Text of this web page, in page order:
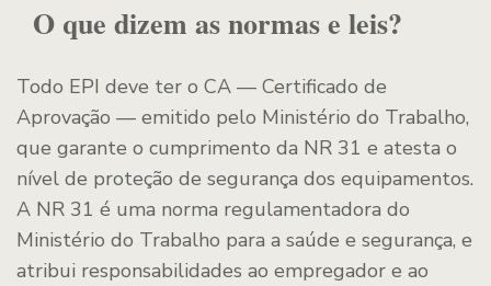
O que dizem as normas e leis?
Todo EPI deve ter o CA — Certificado de
Aprovação — emitido pelo Ministério do Trabalho,
que garante o cumprimento da NR 31 e atesta o
nível de proteção de segurança dos equipamentos.
A NR 31 é uma norma regulamentadora do
Ministério do Trabalho para a saúde e segurança, e
atribui responsabilidades ao empregador e ao